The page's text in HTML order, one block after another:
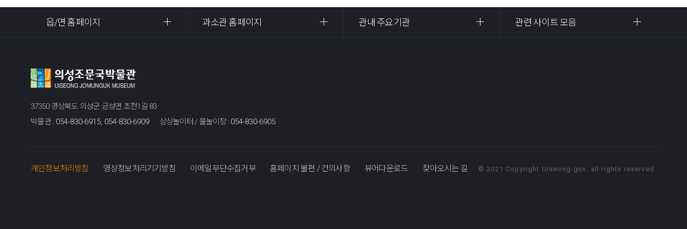
읍/면 홈페이지 과소관 홈페이지 관내 주요기관 관련 사이트 모음
37350 경상북도 의성군 금성면 초전1길 83
박물관 : 054-830-6915, 054-830-6909 상상놀이터 / 물놀이장 : 054-830-6905
개인정보처리방침 영상정보처리기기방침 이메일무단수집거부 홈페이지 불편 / 건의사항 뷰어다운로드 찾아오시는 길 © 2021 Copyright Uiseong-gun. all rights reserved.